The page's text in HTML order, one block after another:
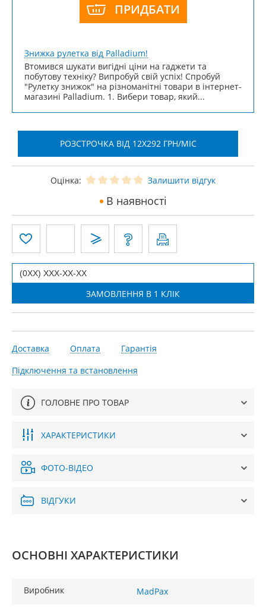
ПРИДБАТИ
Знижка рулетка від Palladium!
Втомився шукати вигідні ціни на гаджети та
побутову техніку? Випробуй свій успіх! Спробуй
"Рулетку знижок" на різноманітні товари в інтернет-
магазині Palladium. 1. Вибери товар, який...
РОЗСТРОЧКА ВІД 12X292 ГРН/МІС
Оцінка: Залишити відгук
В наявності
Доставка Оплата
Гарантія
Підключення та встановлення
ГОЛОВНЕ ПРО ТОВАР
ХАРАКТЕРИСТИКИ
ФОТО-ВІДЕО
ВІДГУКИ
ОСНОВНІ ХАРАКТЕРИСТИКИ
Виробник MadPax